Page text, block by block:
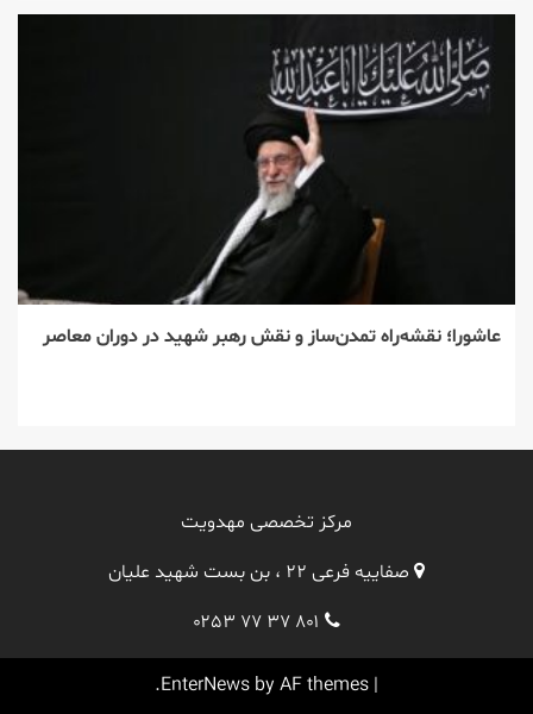
عاشورا؛ نقشه‌راه تمدن‌ساز و نقش رهبر شهید در دوران معاصر
مرکز تخصصی مهدویت
صفاییه فرعی ۲۲ ، بن بست شهید علیان
۰۲۵۳ ۷۷ ۳۷ ۸۰۱
|
EnterNews by AF themes.